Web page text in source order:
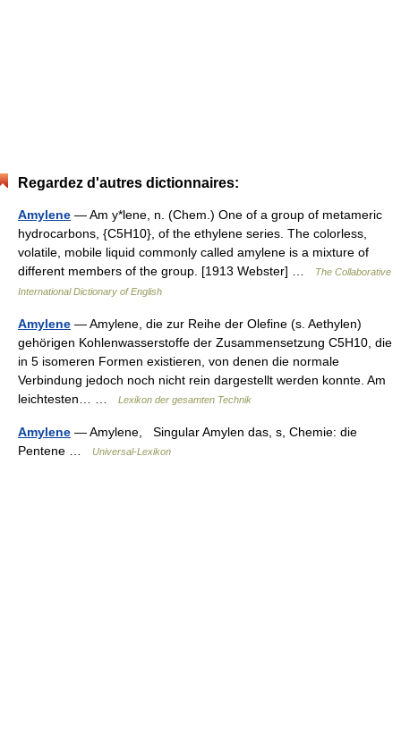
Regardez d'autres dictionnaires:
Amylene — Am y*lene, n. (Chem.) One of a group of metameric
hydrocarbons, {C5H10}, of the ethylene series. The colorless,
volatile, mobile liquid commonly called amylene is a mixture of
different members of the group. [1913 Webster] …
The Collaborative
International Dictionary of English
Amylene — Amylene, die zur Reihe der Olefine (s. Aethylen)
gehörigen Kohlenwasserstoffe der Zusammensetzung C5H10, die
in 5 isomeren Formen existieren, von denen die normale
Verbindung jedoch noch nicht rein dargestellt werden konnte. Am
leichtesten… …
Lexikon der gesamten Technik
Amylene — Amylene, Singular Amylen das, s, Chemie: die
Pentene …
Universal-Lexikon